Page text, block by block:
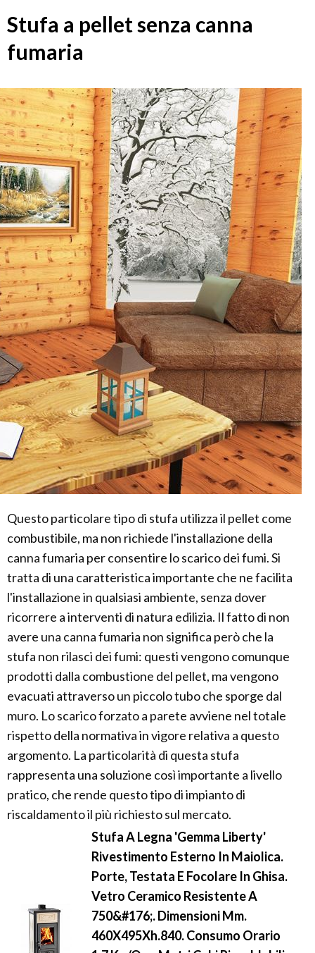
Stufa a pellet senza canna
fumaria
Questo particolare tipo di stufa utilizza il pellet come
combustibile, ma non richiede l'installazione della
canna fumaria per consentire lo scarico dei fumi. Si
tratta di una caratteristica importante che ne facilita
l'installazione in qualsiasi ambiente, senza dover
ricorrere a interventi di natura edilizia. Il fatto di non
avere una canna fumaria non significa però che la
stufa non rilasci dei fumi: questi vengono comunque
prodotti dalla combustione del pellet, ma vengono
evacuati attraverso un piccolo tubo che sporge dal
muro. Lo scarico forzato a parete avviene nel totale
rispetto della normativa in vigore relativa a questo
argomento. La particolarità di questa stufa
rappresenta una soluzione così importante a livello
pratico, che rende questo tipo di impianto di
riscaldamento il più richiesto sul mercato.
Stufa A Legna 'Gemma Liberty'
Rivestimento Esterno In Maiolica.
Porte, Testata E Focolare In Ghisa.
Vetro Ceramico Resistente A
750&#176;. Dimensioni Mm.
460X495Xh.840. Consumo Orario